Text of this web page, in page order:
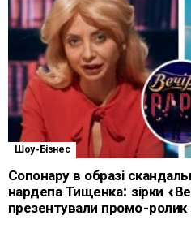
Шоу-Бізнес
Сопонару в образі
нардепа Тищенка: зірки
презентували промо-ролик